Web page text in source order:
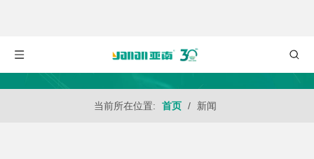
当前所在位置: 首页 / 新闻